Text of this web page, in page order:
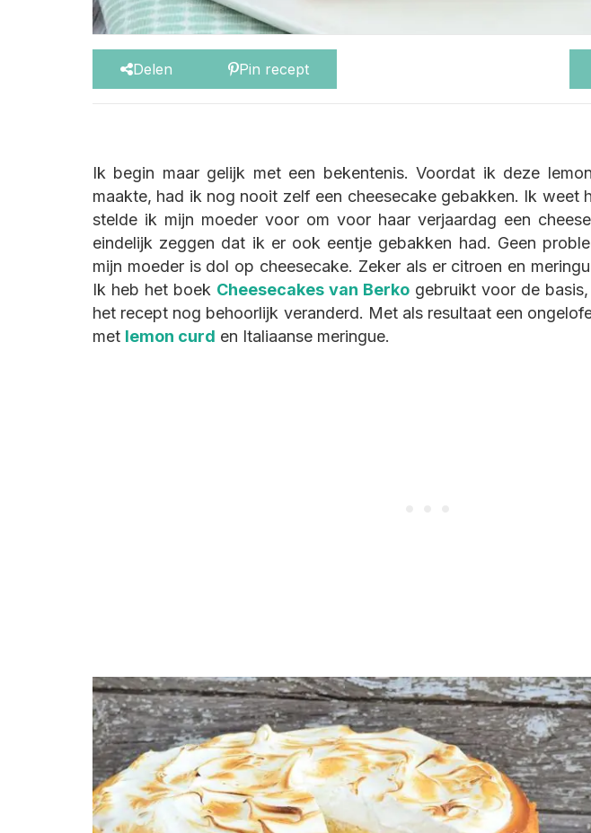
Delen Pin recept
Ik begin maar gelijk met een bekentenis. Voordat ik deze
maakte, had ik nog nooit zelf een cheesecake gebakken. Ik weet
stelde ik mijn moeder voor om voor haar verjaardag een
eindelijk zeggen dat ik er ook eentje gebakken had. Geen
mijn moeder is dol op cheesecake. Zeker als er citroen en
Ik heb het boek Cheesecakes van Berkogebruikt voor de basis,
het recept nog behoorlijk veranderd. Met als resultaat een
met lemon curd en Italiaanse meringue.